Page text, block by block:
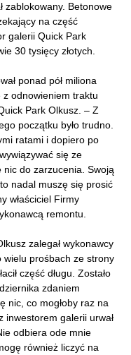
zablokowany. Betonowe
na część
galerii Quick Park
30 tysięcy złotych.
ponad pół miliona
z odnowieniem traktu
Park Olkusz. – Z
początku było trudno.
ratami i dopiero po
się ze
do zarzucenia. Swoją
nadal muszę się prosić
właściciel Firmy
remontu.
zalegał wykonawcy
wielu prośbach ze strony
część długu. Zostało
zdaniem
nic, co mogłoby raz na
inwestorem galerii urwał
odbiera ode mnie
również liczyć na